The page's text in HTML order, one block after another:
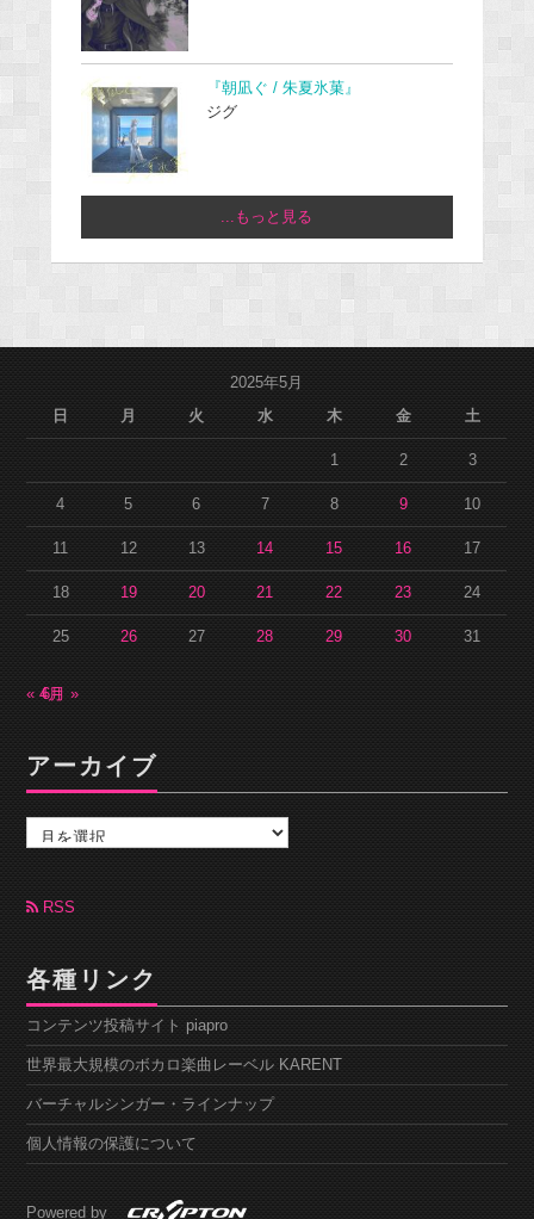
『朝凪ぐ / 朱夏氷菓』
ジグ
...もっと見る
2025年5月
日
月 火 水 木 金 土
1 2 3
4 5 6 7 8 9 10
11 12 13 14 15 16 17
18 19 20 21 22 23 24
25 26 27 28 29 30 31
« 4月6月 »
アーカイブ
カ
ブ RSS
各種リンク
コンテンツ投稿サイト piapro
世界最大規模のボカロ楽曲レーベル KARENT
バーチャルシンガー・ラインナップ
個人情報の保護について
Powered by